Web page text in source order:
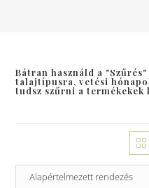
Bátran használd a
talajtípusra, vetési
tudsz szűrni a termékekek